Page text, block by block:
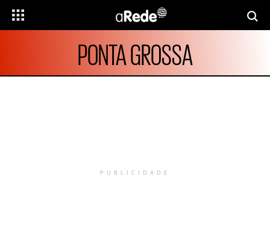
PONTA GROSSA
PUBLICIDADE